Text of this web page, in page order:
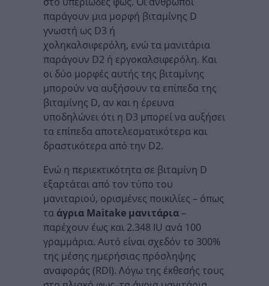
παράγουν μια μορφή βιταμίνης D
γνωστή ως D3 ή
χοληκαλσιφερόλη, ενώ τα μανιτάρια
παράγουν D2 ή εργοκαλσιφερόλη. Και
οι δύο μορφές αυτής της βιταμίνης
μπορούν να αυξήσουν τα επίπεδα της
βιταμίνης D, αν και η έρευνα
υποδηλώνει ότι η D3 μπορεί να αυξήσει
τα επίπεδα αποτελεσματικότερα και
δραστικότερα από την D2.
Ενώ η περιεκτικότητα σε βιταμίνη D
εξαρτάται από τον τύπο του
μανιταριού, ορισμένες ποικιλίες – όπως
τα άγρια Maitake μανιτάρια –
παρέχουν έως και 2.348 IU ανά 100
γραμμάρια. Αυτό είναι σχεδόν το 300%
της μέσης ημερήσιας πρόσληψης
αναφοράς (RDI). Λόγω της έκθεσής τους